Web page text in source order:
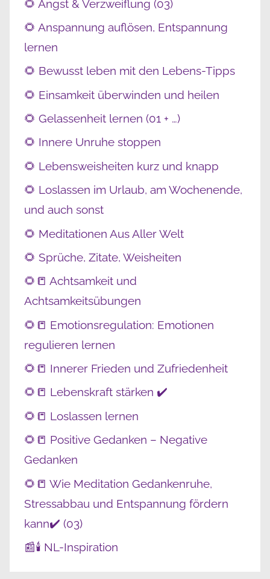
🌻 Angst & Verzweiflung (03)
🌻 Anspannung auflösen, Entspannung
lernen
🌻 Bewusst leben mit den Lebens-Tipps
🌻 Einsamkeit überwinden und heilen
🌻 Gelassenheit lernen (01 + …)
🌻 Innere Unruhe stoppen
🌻 Lebensweisheiten kurz und knapp
🌻 Loslassen im Urlaub, am Wochenende,
und auch sonst
🌻 Meditationen Aus Aller Welt
🌻 Sprüche, Zitate, Weisheiten
🌻📒 Achtsamkeit und
Achtsamkeitsübungen
🌻📒 Emotionsregulation: Emotionen
regulieren lernen
🌻📒 Innerer Frieden und Zufriedenheit
🌻📒 Lebenskraft stärken ✔️
🌻📒 Loslassen lernen
🌻📒 Positive Gedanken – Negative
Gedanken
🌻📒 Wie Meditation Gedankenruhe,
Stressabbau und Entspannung fördern
kann✔️ (03)
📰🕯️ NL-Inspiration